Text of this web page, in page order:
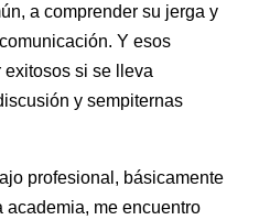
a comprender su jerga y
Y esos
si se lleva
y sempiternas
profesional, básicamente
academia, me encuentro